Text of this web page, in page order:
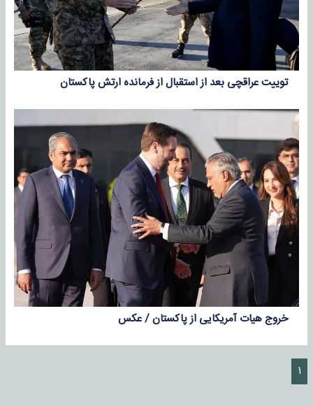
توییت عراقچی بعد از استقبال از فرمانده ارتش پاکستان
خروج هیات آمریکایی از پاکستان / عکس
۱